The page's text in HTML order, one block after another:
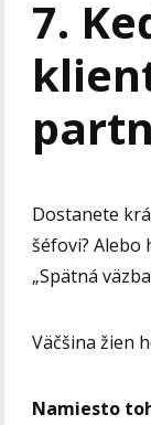
7.
Dostanete
šéfovi? Alebo
„Spätná
Väčšina žien
Namiesto